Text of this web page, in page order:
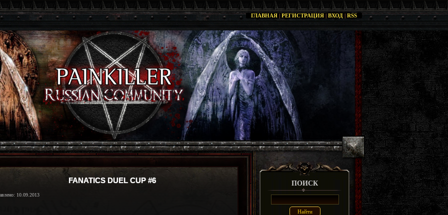
ГЛАВНАЯ | РЕГИСТРАЦИЯ | ВХОД | RSS
FANATICS DUEL CUP #6
10.09.2013
ПОИСК